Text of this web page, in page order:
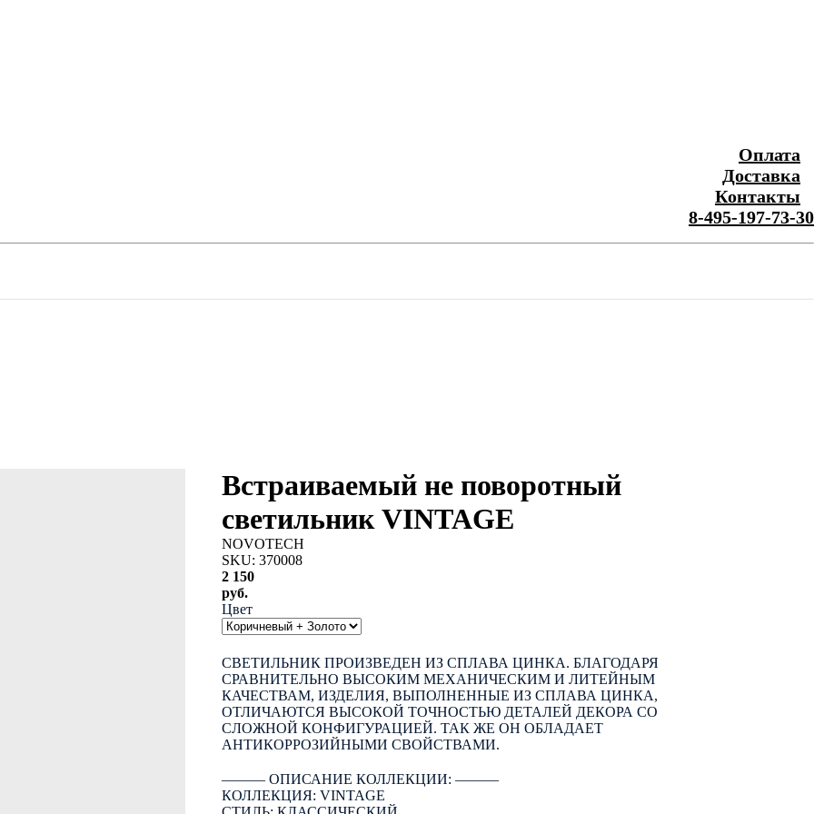
Оплата
Доставка
Контакты
8-495-197-73-30
Встраиваемый не поворотный
светильник VINTAGE
NOVOTECH
SKU: 370008
2 150
руб.
Цвет
СВЕТИЛЬНИК ПРОИЗВЕДЕН ИЗ СПЛАВА ЦИНКА. БЛАГОДАРЯ
СРАВНИТЕЛЬНО ВЫСОКИМ МЕХАНИЧЕСКИМ И ЛИТЕЙНЫМ
КАЧЕСТВАМ, ИЗДЕЛИЯ, ВЫПОЛНЕННЫЕ ИЗ СПЛАВА ЦИНКА,
ОТЛИЧАЮТСЯ ВЫСОКОЙ ТОЧНОСТЬЮ ДЕТАЛЕЙ ДЕКОРА СО
СЛОЖНОЙ КОНФИГУРАЦИЕЙ. ТАК ЖЕ ОН ОБЛАДАЕТ
АНТИКОРРОЗИЙНЫМИ СВОЙСТВАМИ.
――― ОПИСАНИЕ КОЛЛЕКЦИИ: ―――
КОЛЛЕКЦИЯ: VINTAGE